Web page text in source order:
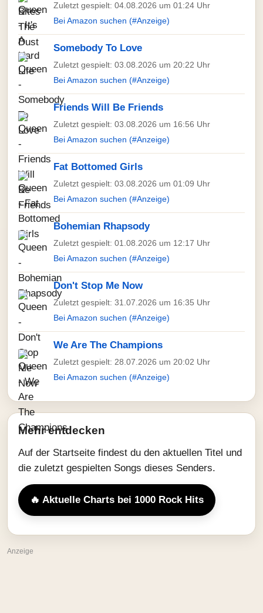
Zuletzt gespielt: 04.08.2026 um 01:24 Uhr
Bei Amazon suchen (#Anzeige)
Somebody To Love
Zuletzt gespielt: 03.08.2026 um 20:22 Uhr
Bei Amazon suchen (#Anzeige)
Friends Will Be Friends
Zuletzt gespielt: 03.08.2026 um 16:56 Uhr
Bei Amazon suchen (#Anzeige)
Fat Bottomed Girls
Zuletzt gespielt: 03.08.2026 um 01:09 Uhr
Bei Amazon suchen (#Anzeige)
Bohemian Rhapsody
Zuletzt gespielt: 01.08.2026 um 12:17 Uhr
Bei Amazon suchen (#Anzeige)
Don't Stop Me Now
Zuletzt gespielt: 31.07.2026 um 16:35 Uhr
Bei Amazon suchen (#Anzeige)
We Are The Champions
Zuletzt gespielt: 28.07.2026 um 20:02 Uhr
Bei Amazon suchen (#Anzeige)
Mehr entdecken
Auf der Startseite findest du den aktuellen Titel und
die zuletzt gespielten Songs dieses Senders.
🔥 Aktuelle Charts bei 1000 Rock Hits
Anzeige